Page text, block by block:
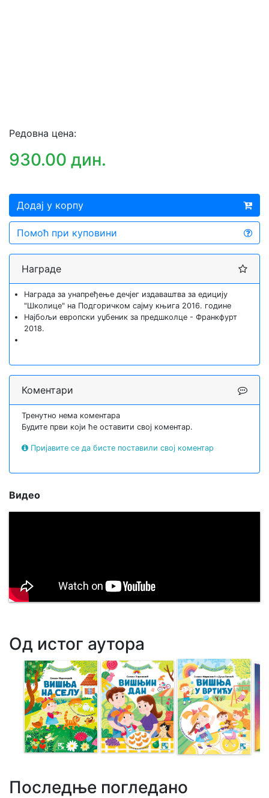
Редовна цена:
930.00 дин.
Додај у корпу
Помоћ при куповини
Награде
Награда за унапређење дечјег издаваштва за едицију
"Школице" на Подгоричком сајму књига 2016. године
Најбољи европски уџбеник за предшколце - Франкфурт
2018.
Коментари
Тренутно нема коментара
Будите први који ће оставити свој коментар.
Пријавите се да бисте поставили свој коментар
Видео
Од истог аутора
Последње погледано